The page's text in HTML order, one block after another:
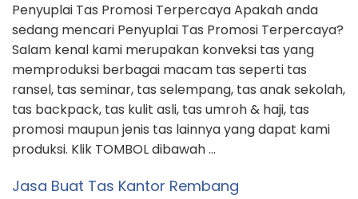
Penyuplai Tas Promosi Terpercaya Apakah anda
sedang mencari Penyuplai Tas Promosi Terpercaya?
Salam kenal kami merupakan konveksi tas yang
memproduksi berbagai macam tas seperti tas
ransel, tas seminar, tas selempang, tas anak sekolah,
tas backpack, tas kulit asli, tas umroh & haji, tas
promosi maupun jenis tas lainnya yang dapat kami
produksi. Klik TOMBOL dibawah …
Jasa Buat Tas Kantor Rembang